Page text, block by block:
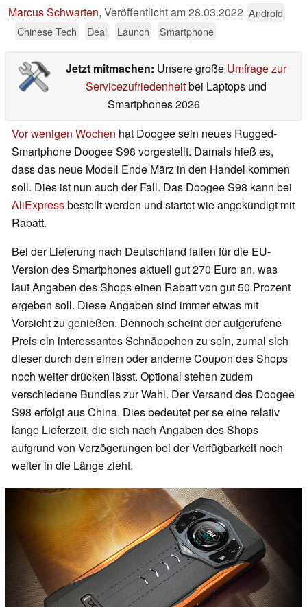
Marcus Schwarten, Veröffentlicht am28.03.2022 Android
Chinese Tech
Deal Launch Smartphone
Jetzt mitmachen: Unsere große Umfrage zur
Servicezufriedenheitbei Laptops und
Smartphones 2026
Vor wenigen Wochen hat Doogee sein neues Rugged-
Smartphone Doogee S98 vorgestellt. Damals hieß es,
dass das neue Modell Ende März in den Handel kommen
soll. Dies ist nun auch der Fall. Das Doogee S98 kann bei
AliExpressbestellt werden und startet wie angekündigt mit
Rabatt.
Bei der Lieferung nach Deutschland fallen für die EU-
Version des Smartphones aktuell gut 270 Euro an, was
laut Angaben des Shops einen Rabatt von gut 50 Prozent
ergeben soll. Diese Angaben sind immer etwas mit
Vorsicht zu genießen. Dennoch scheint der aufgerufene
Preis ein interessantes Schnäppchen zu sein, zumal sich
dieser durch den einen oder anderne Coupon des Shops
noch weiter drücken lässt. Optional stehen zudem
verschiedene Bundles zur Wahl. Der Versand des Doogee
S98 erfolgt aus China. Dies bedeutet per se eine relativ
lange Lieferzeit, die sich nach Angaben des Shops
aufgrund von Verzögerungen bei der Verfügbarkeit noch
weiter in die Länge zieht.